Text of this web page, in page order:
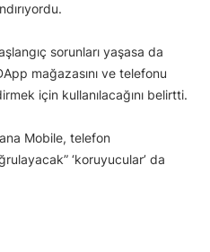
sorunları yaşasa da
mağazasını ve telefonu
için kullanılacağını belirtti.
Mobile, telefon
‘koruyucular’ da